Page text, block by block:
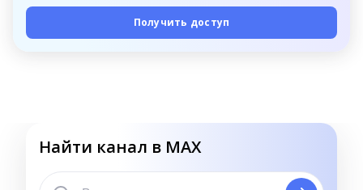
Получить доступ
Найти канал в MAX